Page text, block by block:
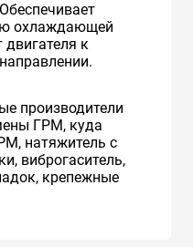
охлаждающей
к
производители
ГРМ, куда
натяжитель с
виброгаситель,
крепежные